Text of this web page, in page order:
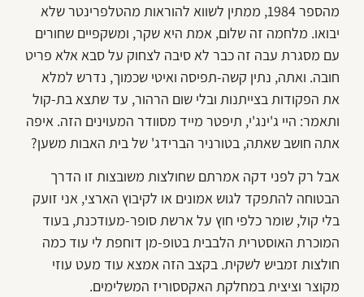
מהספר 1984, ממתין לשווא להוראות מהטלפרינטר שלא
יבואו. מלחמה זה שלום, אמת היא שקר, ומשקפיים שחורים
עם מסגרת עבה זה כבר לא סיבה לצחוק על סבא אלא פריט
חובה. ואתה, נתין קשה-תפיסה ואיטי שכמוך, נדרש למלא
את הפקודות בצייתנות ובלי שום הרהור, עד שתצא בת-קול
ותאמר: היי ג'ינג'י, תיפטר מייד מסוודר המעוינים הזה. איפה
אתה חושב שאתה, בטורניר הברידג' של בית האבות משען?
אבל רק לפני דקה אמרתם שחולצות משובצות זו הדרך
הבטוחה להתפקד לגוש אמונים או לקיבוץ הארצי, אני זועק
בלי קול, שומר כלפי חוץ על ארשת סופר-מעודכנת, בעוד
המוכרת האוסטרית הלבבית בטופ-מן דוחפת לי עוד כמה
חולצות זמביש לשקית. בקצב הזה אמצא עוד מעט עוזי
מקוצר וציצית במחלקת האקססוריז המשלימים.